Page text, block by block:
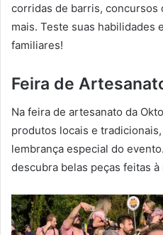
corridas de barris, concursos
mais. Teste suas habilidades
familiares!
Feira de
Na feira de artesanato da
produtos locais e
lembrança especial do
descubra belas peças feitas à